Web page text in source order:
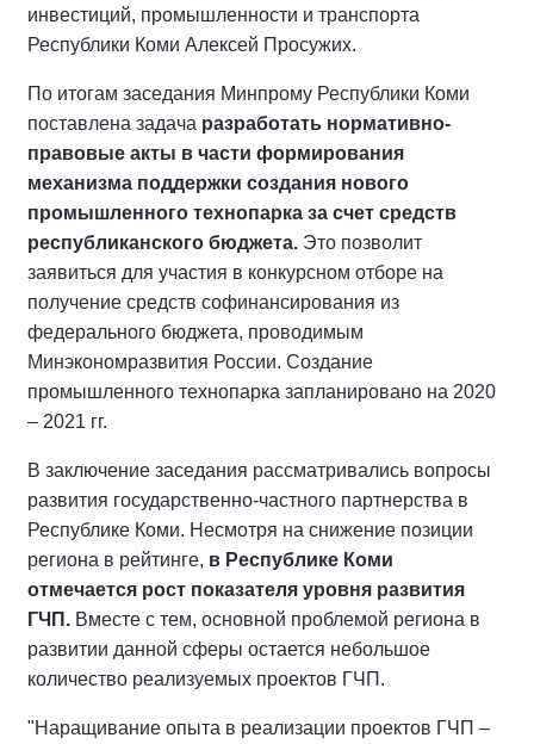
инвестиций, промышленности и транспорта
Республики Коми Алексей Просужих.
По итогам заседания Минпрому Республики Коми
поставлена задача разработать нормативно-
правовые акты в части формирования
механизма поддержки создания нового
промышленного технопарка за счет средств
республиканского бюджета. Это позволит
заявиться для участия в конкурсном отборе на
получение средств софинансирования из
федерального бюджета, проводимым
Минэкономразвития России. Создание
промышленного технопарка запланировано на 2020
– 2021 гг.
В заключение заседания рассматривались вопросы
развития государственно-частного партнерства в
Республике Коми. Несмотря на снижение позиции
региона в рейтинге, в Республике Коми
отмечается рост показателя уровня развития
ГЧП. Вместе с тем, основной проблемой региона в
развитии данной сферы остается небольшое
количество реализуемых проектов ГЧП.
"Наращивание опыта в реализации проектов ГЧП –